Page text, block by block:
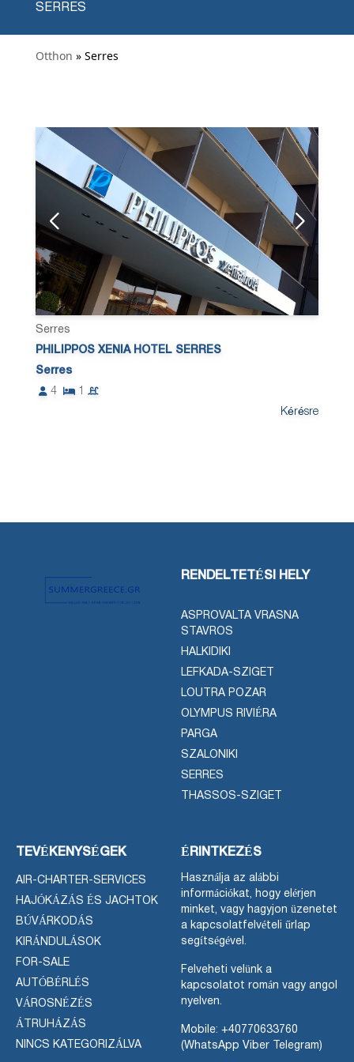
SERRES
Otthon » Serres
Serres
PHILIPPOS XENIA HOTEL SERRES
Serres
4
1
Kérésre
RENDELTETÉSI HELY
ASPROVALTA VRASNA
STAVROS
HALKIDIKI
LEFKADA-SZIGET
LOUTRA POZAR
OLYMPUS RIVIÉRA
PARGA
SZALONIKI
SERRES
THASSOS-SZIGET
TEVÉKENYSÉGEK
AIR-CHARTER-SERVICES
HAJÓKÁZÁS ÉS JACHTOK
BÚVÁRKODÁS
KIRÁNDULÁSOK
FOR-SALE
AUTÓBÉRLÉS
VÁROSNÉZÉS
ÁTRUHÁZÁS
NINCS KATEGORIZÁLVA
ÉRINTKEZÉS
Használja az alábbi
információkat, hogy elérjen
minket, vagy hagyjon üzenetet
a kapcsolatfelvételi űrlap
segítségével.
Felveheti velünk a
kapcsolatot román vagy angol
nyelven.
Mobile: +40770633760
(WhatsApp Viber Telegram)